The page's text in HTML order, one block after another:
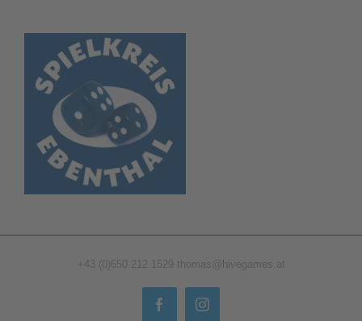
+43 (0)650 212 1529 thomas@hivegames.at
FacebookInstagram